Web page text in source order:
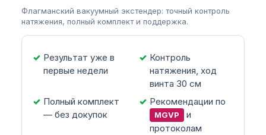
Флагманский вакуумный экстендер: точный контроль
натяжения, полный комплект и поддержка.
Результат уже в
первые недели
Контроль
натяжения, ход
винта 30 см
Полный комплект
— без докупок
Рекомендации по
MGVP
и
протоколам